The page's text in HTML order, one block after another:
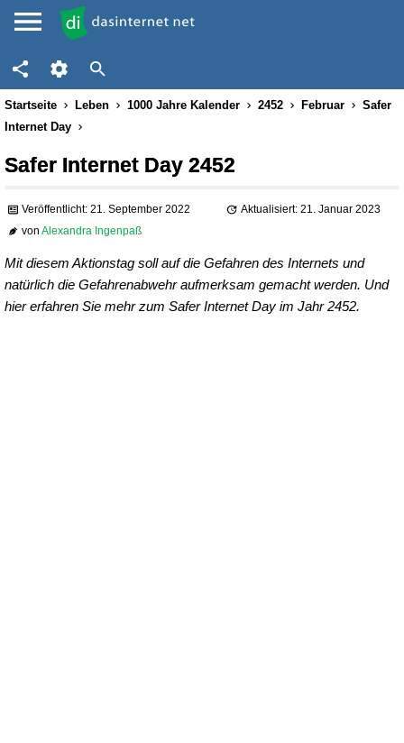
Startseite Leben 1000 Jahre Kalender 2452 Februar
Safer
Internet Day
Safer Internet Day 2452
Veröffentlicht: 21. September 2022
Aktualisiert: 21. Januar 2023
vonAlexandra Ingenpaß
Mit diesem Aktionstag soll auf die Gefahren des Internets und
natürlich die Gefahrenabwehr aufmerksam gemacht werden. Und
hier erfahren Sie mehr zum Safer Internet Day im Jahr 2452.